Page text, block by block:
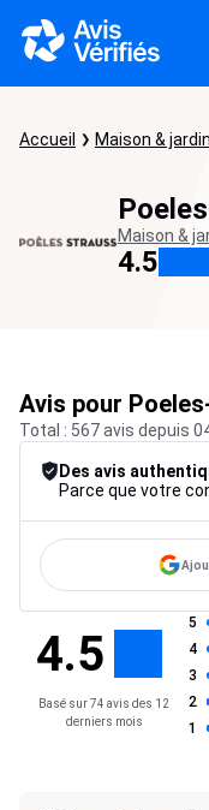
Accueil Maison & jardin
Maison &
4.5
Avis pour
Total : 567 avis depuis
Des avis
4.5
Basé sur 74 avis des 12
derniers mois
5
4
3
2
1